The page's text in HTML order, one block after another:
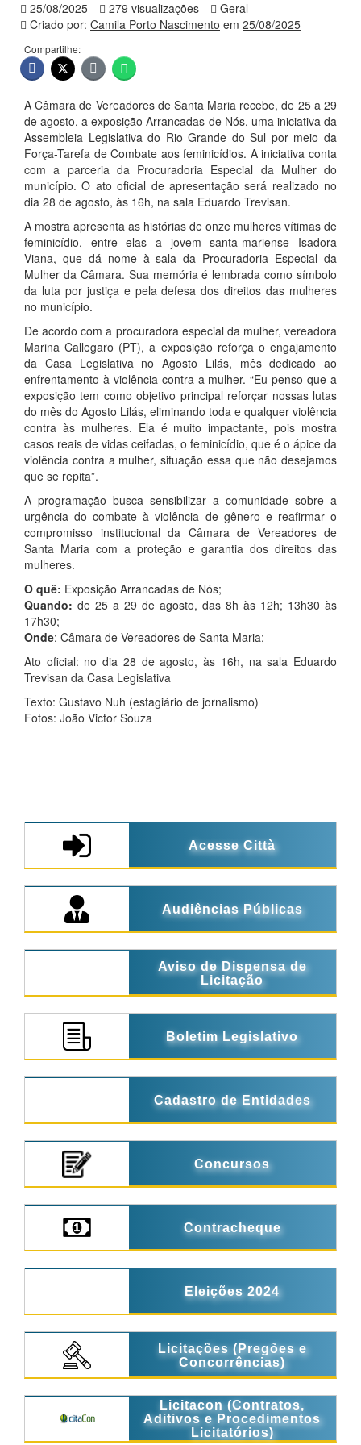
25/08/2025 279 visualizações
Geral
Criado por: Camila Porto Nascimento em 25/08/2025
Compartilhe:
A Câmara de Vereadores de Santa Maria recebe, de 25 a 29
de agosto, a exposição Arrancadas de Nós, uma iniciativa da
Assembleia Legislativa do Rio Grande do Sul por meio da
Força-Tarefa de Combate aos feminicídios. A iniciativa conta
com a parceria da Procuradoria Especial da Mulher do
município. O ato oficial de apresentação será realizado no
dia 28 de agosto, às 16h, na sala Eduardo Trevisan.
A mostra apresenta as histórias de onze mulheres vítimas de
feminicídio, entre elas a jovem santa-mariense Isadora
Viana, que dá nome à sala da Procuradoria Especial da
Mulher da Câmara. Sua memória é lembrada como símbolo
da luta por justiça e pela defesa dos direitos das mulheres
no município.
De acordo com a procuradora especial da mulher, vereadora
Marina Callegaro (PT), a exposição reforça o engajamento
da Casa Legislativa no Agosto Lilás, mês dedicado ao
enfrentamento à violência contra a mulher. “Eu penso que a
exposição tem como objetivo principal reforçar nossas lutas
do mês do Agosto Lilás, eliminando toda e qualquer violência
contra às mulheres. Ela é muito impactante, pois mostra
casos reais de vidas ceifadas, o feminicídio, que é o ápice da
violência contra a mulher, situação essa que não desejamos
que se repita”.
A programação busca sensibilizar a comunidade sobre a
urgência do combate à violência de gênero e reafirmar o
compromisso institucional da Câmara de Vereadores de
Santa Maria com a proteção e garantia dos direitos das
mulheres.
O quê: Exposição Arrancadas de Nós;
Quando: de 25 a 29 de agosto, das 8h às 12h; 13h30 às
17h30;
Onde: Câmara de Vereadores de Santa Maria;
Ato oficial: no dia 28 de agosto, às 16h, na sala Eduardo
Trevisan da Casa Legislativa
Texto: Gustavo Nuh (estagiário de jornalismo)
Fotos: João Victor Souza
Acesse Città
Audiências Públicas
Aviso de Dispensa de
Licitação
Boletim Legislativo
Cadastro de Entidades
Concursos
Contracheque
Eleições 2024
Licitações (Pregões e
Concorrências)
Licitacon (Contratos,
Aditivos e Procedimentos
Licitatórios)